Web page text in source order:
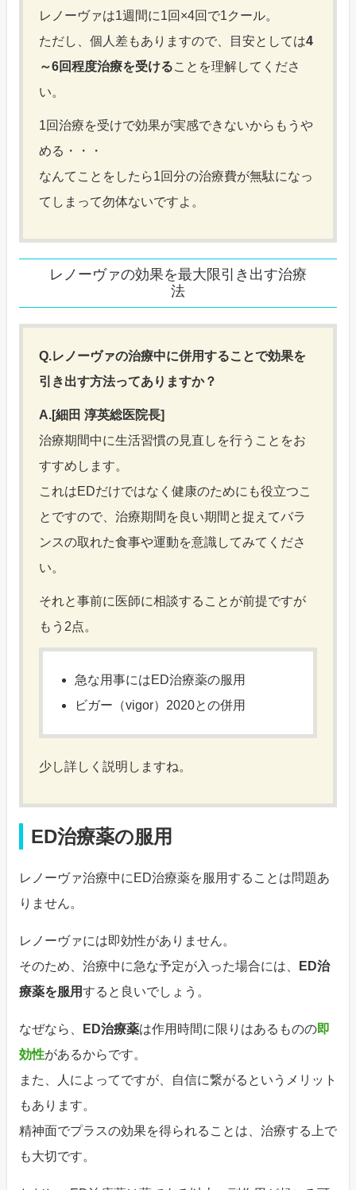
レノーヴァは1週間に1回×4回で1クール。
ただし、個人差もありますので、目安としては4
～6回程度治療を受けることを理解してくださ
い。
1回治療を受けで効果が実感できないからもうや
める・・・
なんてことをしたら1回分の治療費が無駄になっ
てしまって勿体ないですよ。
レノーヴァの効果を最大限引き出す治療
法
Q.レノーヴァの治療中に併用することで効果を
引き出す方法ってありますか？
A.[細田 淳英総医院長]
治療期間中に生活習慣の見直しを行うことをお
すすめします。
これはEDだけではなく健康のためにも役立つこ
とですので、治療期間を良い期間と捉えてバラ
ンスの取れた食事や運動を意識してみてくださ
い。
それと事前に医師に相談することが前提ですが
もう2点。
急な用事にはED治療薬の服用
ビガー（vigor）2020との併用
少し詳しく説明しますね。
ED治療薬の服用
レノーヴァ治療中にED治療薬を服用することは問題あ
りません。
レノーヴァには即効性がありません。
そのため、治療中に急な予定が入った場合には、
ED治
療薬を服用すると良いでしょう。
なぜなら、 ED治療薬は作用時間に限りはあるものの即
効性があるからです。
また、人によってですが、自信に繋がるというメリット
もあります。
精神面でプラスの効果を得られることは、治療する上で
も大切です。